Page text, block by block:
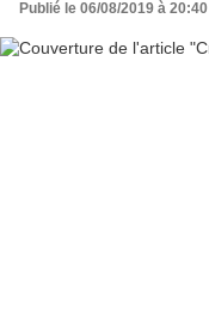
Publié le 06/08/2019 à 20:40